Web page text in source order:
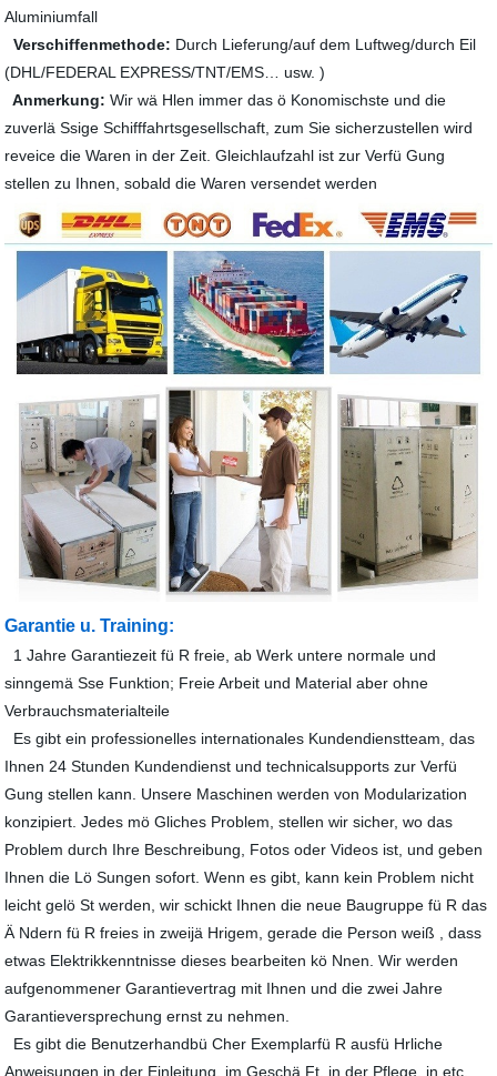
Aluminiumfall
Verschiffenmethode: Durch Lieferung/auf dem Luftweg/durch Eil
(DHL/FEDERAL EXPRESS/TNT/EMS… usw. )
Anmerkung:Wir wä Hlen immer das ö Konomischste und die
zuverlä Ssige Schifffahrtsgesellschaft, zum Sie sicherzustellen wird
reveice die Waren in der Zeit. Gleichlaufzahl ist zur Verfü Gung
stellen zu Ihnen, sobald die Waren versendet werden
Garantie u. Training:
1 Jahre Garantiezeit fü R freie, ab Werk untere normale und
sinngemä Sse Funktion; Freie Arbeit und Material aber ohne
Verbrauchsmaterialteile
Es gibt ein professionelles internationales Kundendienstteam, das
Ihnen 24 Stunden Kundendienst und technicalsupports zur Verfü
Gung stellen kann. Unsere Maschinen werden von Modularization
konzipiert. Jedes mö Gliches Problem, stellen wir sicher, wo das
Problem durch Ihre Beschreibung, Fotos oder Videos ist, und geben
Ihnen die Lö Sungen sofort. Wenn es gibt, kann kein Problem nicht
leicht gelö St werden, wir schickt Ihnen die neue Baugruppe fü R das
Ä Ndern fü R freies in zweijä Hrigem, gerade die Person weiß , dass
etwas Elektrikkenntnisse dieses bearbeiten kö Nnen. Wir werden
aufgenommener Garantievertrag mit Ihnen und die zwei Jahre
Garantieversprechung ernst zu nehmen.
Es gibt die Benutzerhandbü Cher Exemplarfü R ausfü Hrliche
Anweisungen in der Einleitung, im Geschä Ft, in der Pflege, in etc.